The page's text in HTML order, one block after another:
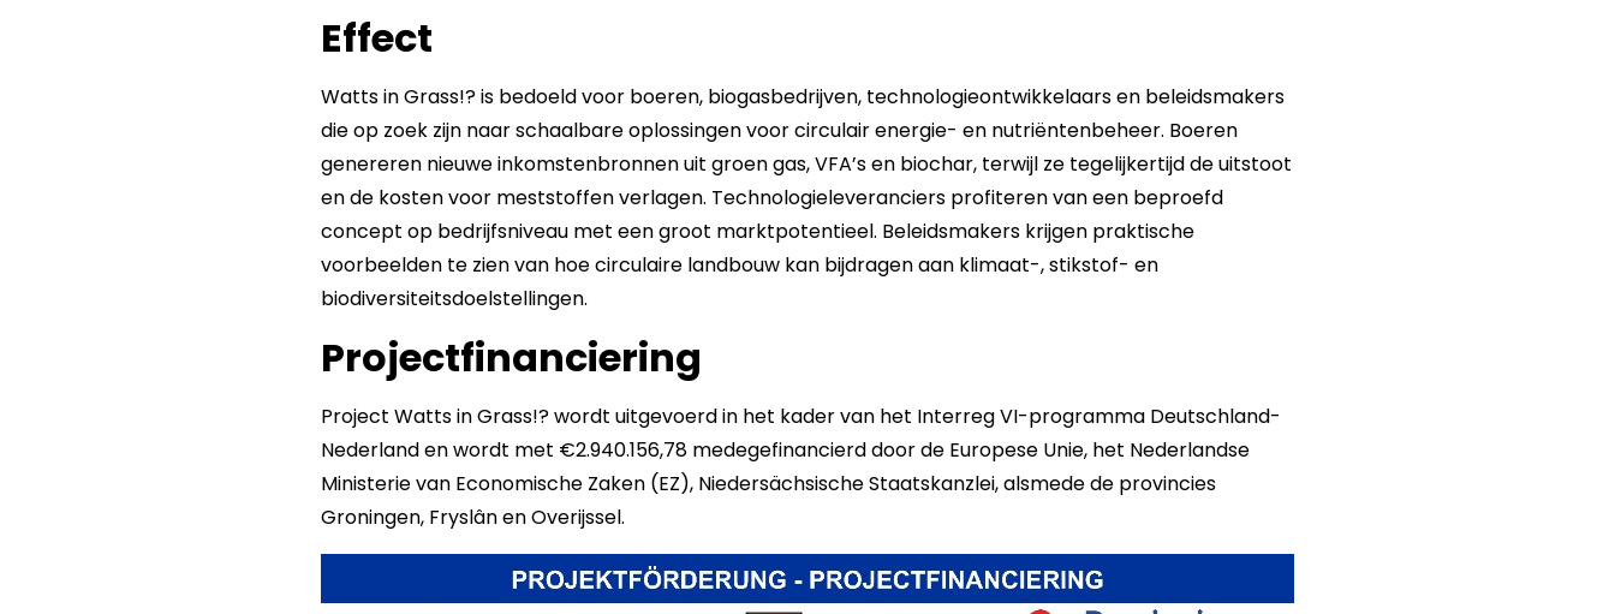
Effect
Watts in Grass!? is bedoeld voor boeren, biogasbedrijven, technologieontwikkelaars en beleidsmakers
die op zoek zijn naar schaalbare oplossingen voor circulair energie- en nutriëntenbeheer. Boeren
genereren nieuwe inkomstenbronnen uit groen gas, VFA’s en biochar, terwijl ze tegelijkertijd de uitstoot
en de kosten voor meststoffen verlagen. Technologieleveranciers profiteren van een beproefd
concept op bedrijfsniveau met een groot marktpotentieel. Beleidsmakers krijgen praktische
voorbeelden te zien van hoe circulaire landbouw kan bijdragen aan klimaat-, stikstof- en
biodiversiteitsdoelstellingen.
Projectfinanciering
Project Watts in Grass!? wordt uitgevoerd in het kader van het Interreg VI-programma Deutschland-
Nederland en wordt met €2.940.156,78 medegefinancierd door de Europese Unie, het Nederlandse
Ministerie van Economische Zaken (EZ), Niedersächsische Staatskanzlei, alsmede de provincies
Groningen, Fryslân en Overijssel.